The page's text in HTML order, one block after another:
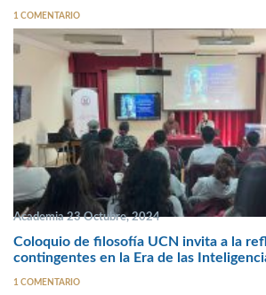
1 COMENTARIO
Academia 23 Octubre, 2024
Coloquio de filosofía UCN invita a la
contingentes en la Era de las
1 COMENTARIO